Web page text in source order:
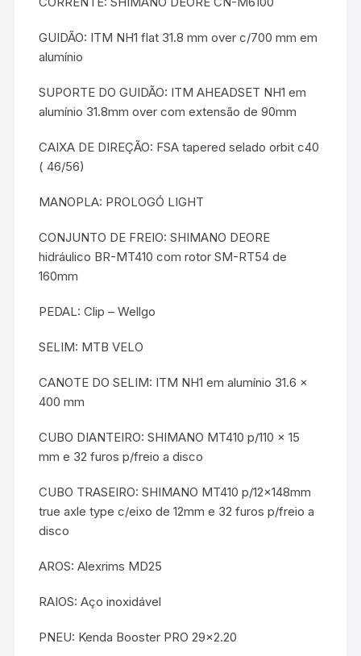
GUIDÃO: ITM NH1 flat 31.8 mm over c/700 mm em
alumínio
SUPORTE DO GUIDÃO: ITM AHEADSET NH1 em
alumínio 31.8mm over com extensão de 90mm
CAIXA DE DIREÇÃO: FSA tapered selado orbit c40
( 46/56)
MANOPLA: PROLOGÓ LIGHT
CONJUNTO DE FREIO: SHIMANO DEORE
hidráulico BR-MT410 com rotor SM-RT54 de
160mm
PEDAL: Clip – Wellgo
SELIM: MTB VELO
CANOTE DO SELIM: ITM NH1 em alumínio 31.6 x
400 mm
CUBO DIANTEIRO: SHIMANO MT410 p/110 x 15
mm e 32 furos p/freio a disco
CUBO TRASEIRO: SHIMANO MT410 p/12x148mm
true axle type c/eixo de 12mm e 32 furos p/freio a
disco
AROS: Alexrims MD25
RAIOS: Aço inoxidável
PNEU: Kenda Booster PRO 29×2.20